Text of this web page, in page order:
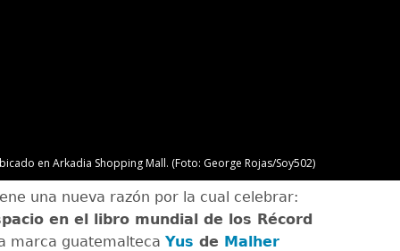
en Arkadia Shopping Mall. (Foto: George Rojas/Soy502)
una nueva razón por la cual celebrar:
en el libro mundial de los Récord
marca guatemalteca Yus de Malher